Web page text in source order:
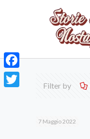
Filter by
7 Maggio 2022
Facebook